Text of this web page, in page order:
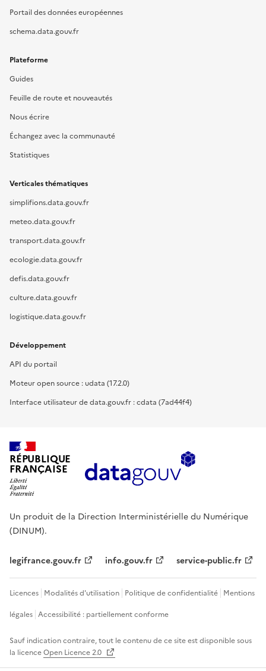
Portail des données européennes
schema.data.gouv.fr
Plateforme
Guides
Feuille de route et nouveautés
Nous écrire
Échangez avec la communauté
Statistiques
Verticales thématiques
simplifions.data.gouv.fr
meteo.data.gouv.fr
transport.data.gouv.fr
ecologie.data.gouv.fr
defis.data.gouv.fr
culture.data.gouv.fr
logistique.data.gouv.fr
Développement
API du portail
Moteur open source : udata (17.2.0)
Interface utilisateur de data.gouv.fr : cdata (7ad44f4)
RÉPUBLIQUE
FRANÇAISE
Un produit de la Direction Interministérielle du Numérique
(DINUM).
legifrance.gouv.fr info.gouv.fr service-public.fr
Licences Modalités d'utilisation Politique de confidentialité Mentions
légales Accessibilité : partiellement conforme
Sauf indication contraire, tout le contenu de ce site est disponible sous
la licenceOpen Licence 2.0